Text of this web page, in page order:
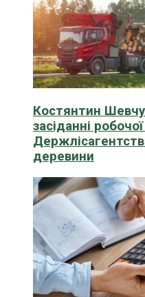
Костянтин
засіданні
деревини